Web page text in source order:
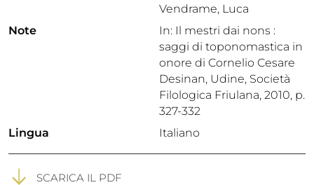
Vendrame, Luca
Note
In: Il mestri dai nons :
saggi di toponomastica in
onore di Cornelio Cesare
Desinan, Udine, Società
Filologica Friulana, 2010, p.
327-332
Lingua
Italiano
SCARICA IL PDF